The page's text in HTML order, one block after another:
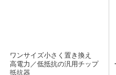
ワンサイズ小さく置き換え
高電力／低抵抗の汎用チップ
抵抗器